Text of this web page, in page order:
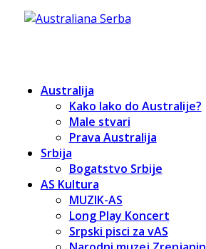
Australija
Kako lako do Australije?
Male stvari
Prava Australija
Srbija
Bogatstvo Srbije
AS Kultura
MUZIK-AS
Long Play Koncert
Srpski pisci za vAS